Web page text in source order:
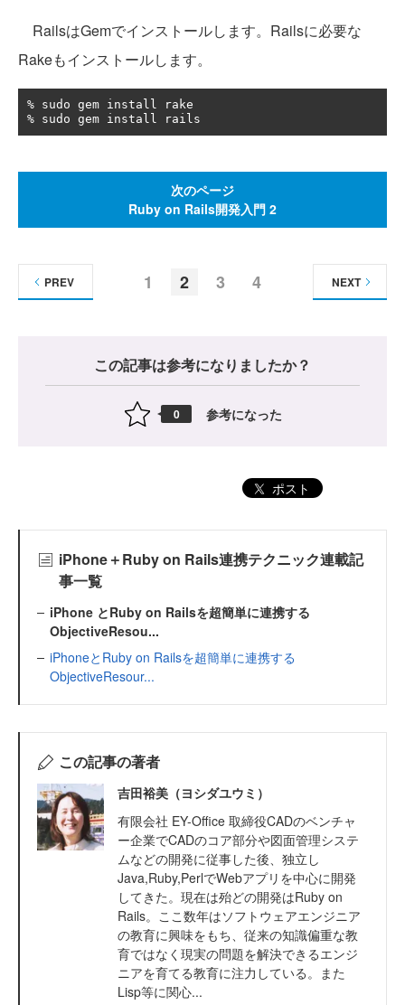
RailsはGemでインストールします。Railsに必要な
Rakeもインストールします。
%
% sudo gem install rails
次のページ
Ruby on Rails開発入門 2
1 2 3 4
PREV NEXT
この記事は参考になりましたか？
0 参考になった
ポスト
iPhone＋Ruby on Rails連携テクニック連載記
事一覧
iPhone とRuby on Railsを超簡単に連携する
ObjectiveResou...
iPhoneとRuby on Railsを超簡単に連携する
ObjectiveResour...
この記事の著者
吉田裕美（ヨシダユウミ）
有限会社 EY-Office 取締役CADのベンチャ
ー企業でCADのコア部分や図面管理システ
ムなどの開発に従事した後、独立し
Java,Ruby,PerlでWebアプリを中心に開発
してきた。現在は殆どの開発はRuby on
Rails。ここ数年はソフトウェアエンジニア
の教育に興味をもち、従来の知識偏重な教
育ではなく現実の問題を解決できるエンジ
ニアを育てる教育に注力している。また
Lisp等に関心...